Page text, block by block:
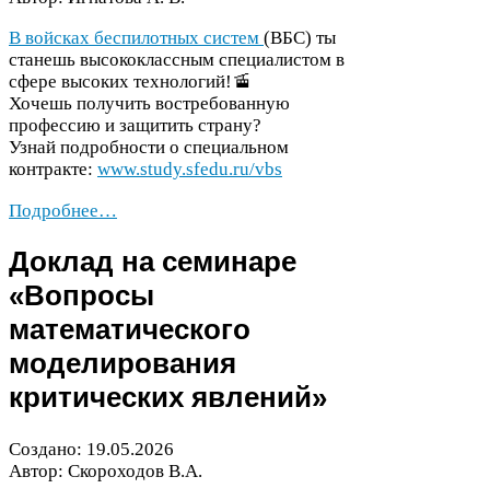
В войсках беспилотных систем (ВБС) ты
станешь высококлассным специалистом в
сфере высоких технологий!🚡
Хочешь получить востребованную
профессию и защитить страну?
Узнай подробности о специальном
контракте: www​.study​.sfedu​.ru/​v​b​s
Подробнее…
Доклад на семинаре
«Вопросы
математического
моделирования
критических явлений»
Создано: 19.05.2026
Автор: Скороходов В.А.